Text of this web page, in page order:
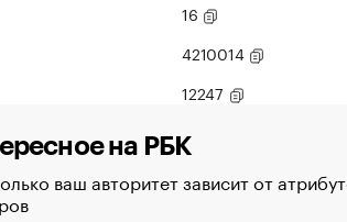
16
4210014
12247
на РБК
ваш авторитет зависит от